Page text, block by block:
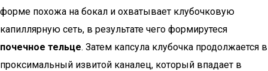
форме похожа на бокал и охватывает клубочковую
капиллярную сеть, в результате чего формирутеся
почечное тельце. Затем капсула клубочка продолжается в
проксимальный извитой каналец, который впадает в